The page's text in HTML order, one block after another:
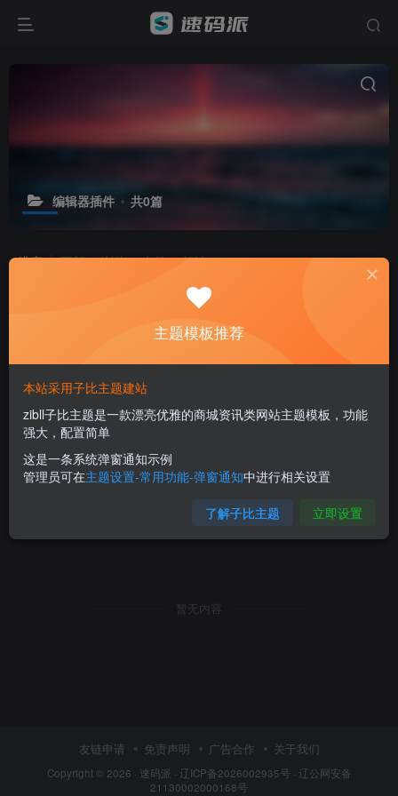
编辑器插件 共0篇
排序 更新 浏览 点赞 评论
暂无内容
友链申请 免责声明 广告合作 关于我们
Copyright © 2026 · 速码派 · 辽ICP备2026002935号 · 辽公网安备
21130002000168号
主题模板推荐
本站采用子比主题建站
zibll子比主题是一款漂亮优雅的商城资讯类网站主题模板，功能
强大，配置简单
这是一条系统弹窗通知示例
管理员可在主题设置-常用功能-弹窗通知中进行相关设置
了解子比主题 立即设置